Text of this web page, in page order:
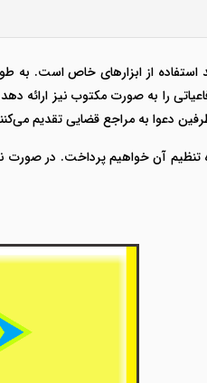
استفاده از ابزارهای خاص است.
را به صورت مکتوب نیز
دعوا به مراجع قضایی تقدیم
تنظیم آن خواهیم پرداخت. در صورت